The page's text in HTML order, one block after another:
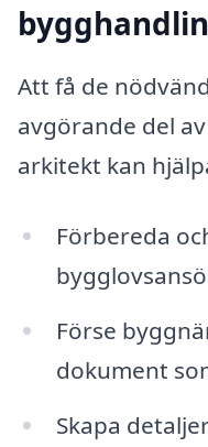
Att få de
avgörande del
arkitekt kan
Förbereda
Förse
dokument
Skapa